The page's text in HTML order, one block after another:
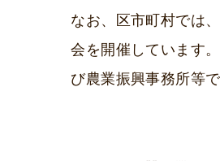
なお、区市町村では
会を開催しています
び農業振興事務所等